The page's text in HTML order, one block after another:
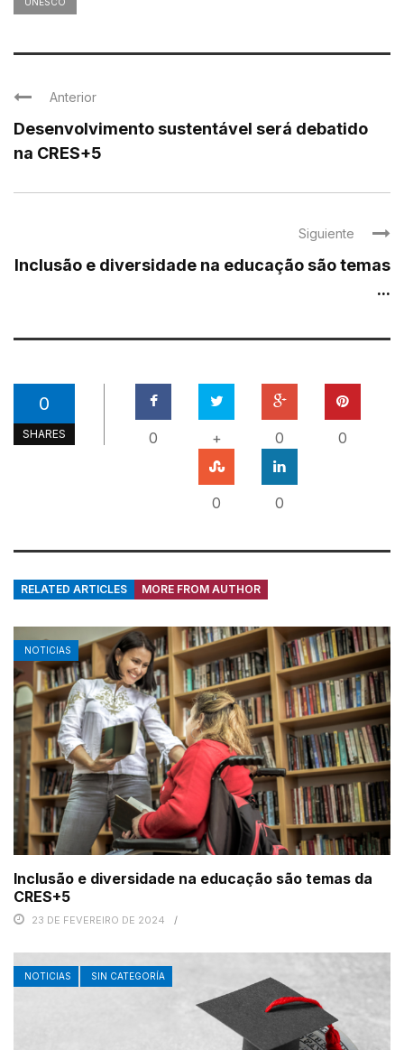
Anterior
Desenvolvimento sustentável será debatido
na CRES+5
Siguiente
Inclusão e diversidade na educação são temas
...
0
SHARES 0 + 0 0
0 0
RELATED ARTICLES MORE FROM AUTHOR
NOTICIAS
Inclusão e diversidade na educação são temas da
CRES+5
23 DE FEVEREIRO DE 2024
NOTICIAS SIN CATEGORÍA